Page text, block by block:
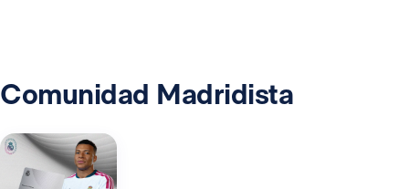
Comunidad Madridista